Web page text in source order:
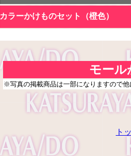
カラーかけものセット（橙色）
モール
※写真の掲載商品は一部になりますので
ト